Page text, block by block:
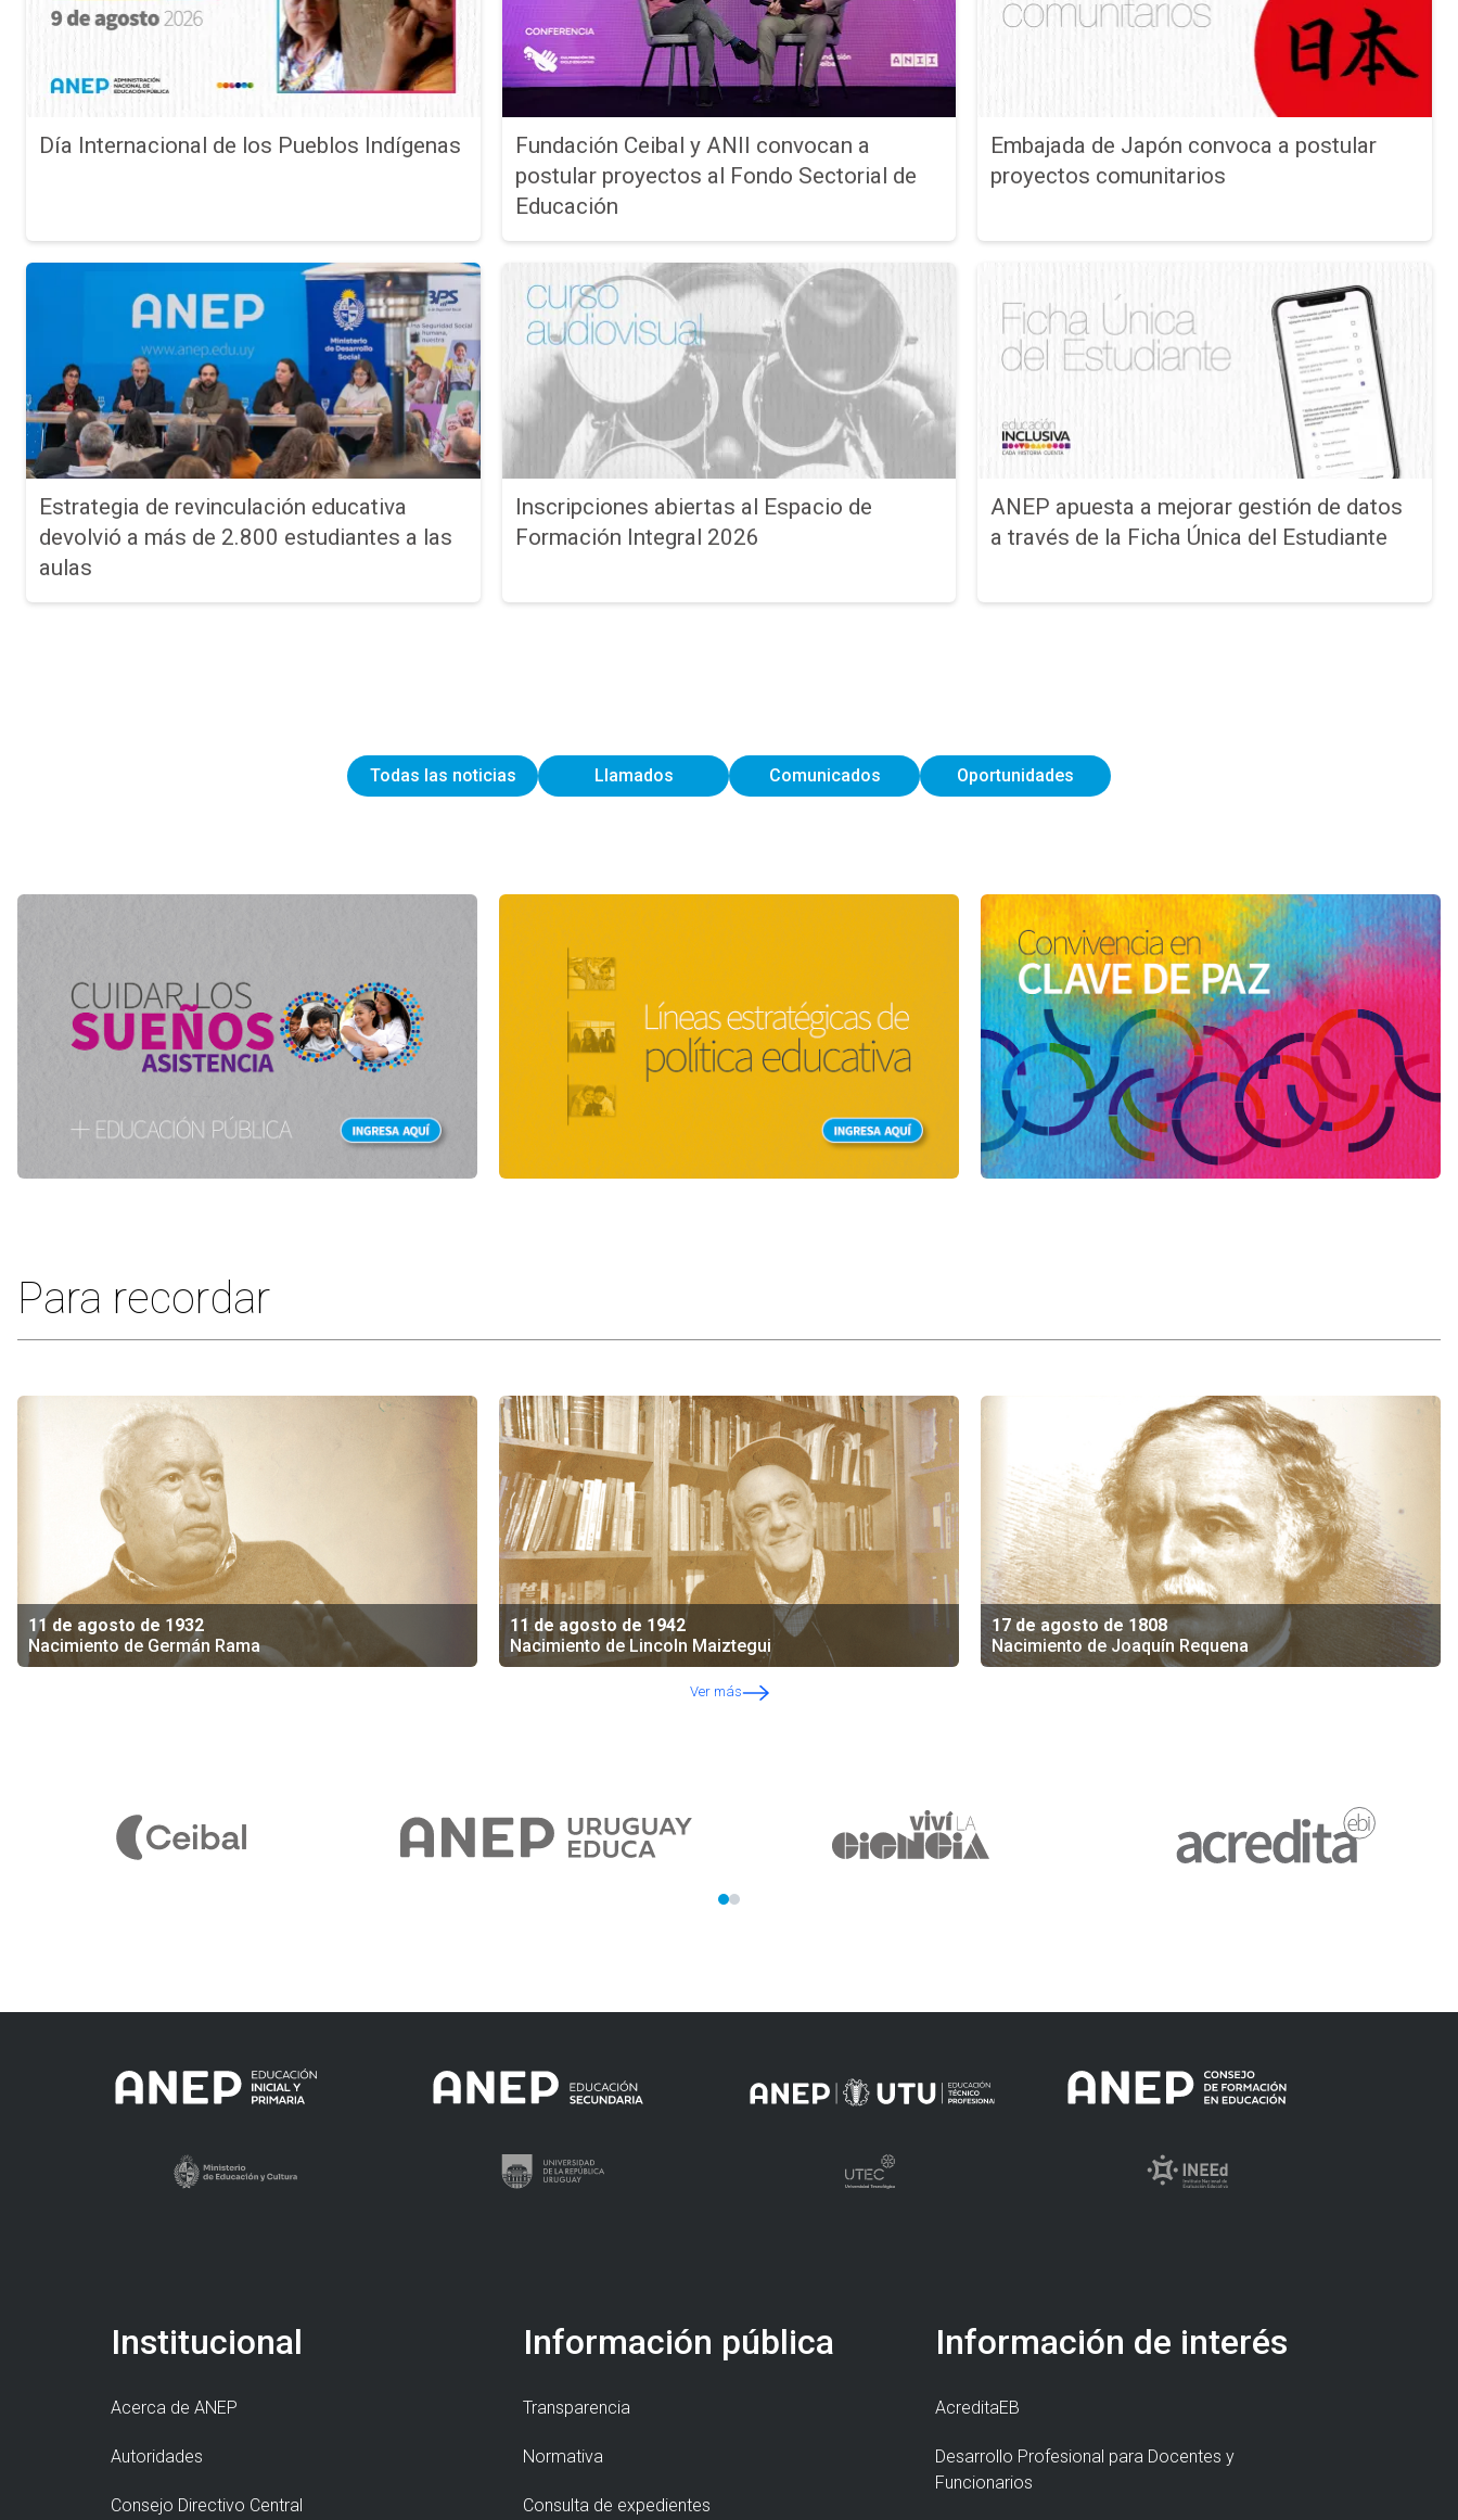
Día Internacional de los Pueblos Indígenas
Fundación Ceibal y ANII convocan a
postular proyectos al Fondo Sectorial de
Educación
Embajada de Japón convoca a postular
proyectos comunitarios
Estrategia de revinculación educativa
devolvió a más de 2.800 estudiantes a las
aulas
Inscripciones abiertas al Espacio de
Formación Integral 2026
ANEP apuesta a mejorar gestión de datos
a través de la Ficha Única del Estudiante
Todas las noticias Llamados Comunicados Oportunidades
Para recordar
11 de agosto de 1932
Nacimiento de Germán Rama
11 de agosto de 1942
Nacimiento de Lincoln Maiztegui
17 de agosto de 1808
Nacimiento de Joaquín Requena
Ver más
Institucional
Acerca de ANEP
Autoridades
Consejo Directivo Central
Información pública
Transparencia
Normativa
Consulta de expedientes
Información de interés
AcreditaEB
Desarrollo Profesional para Docentes y
Funcionarios